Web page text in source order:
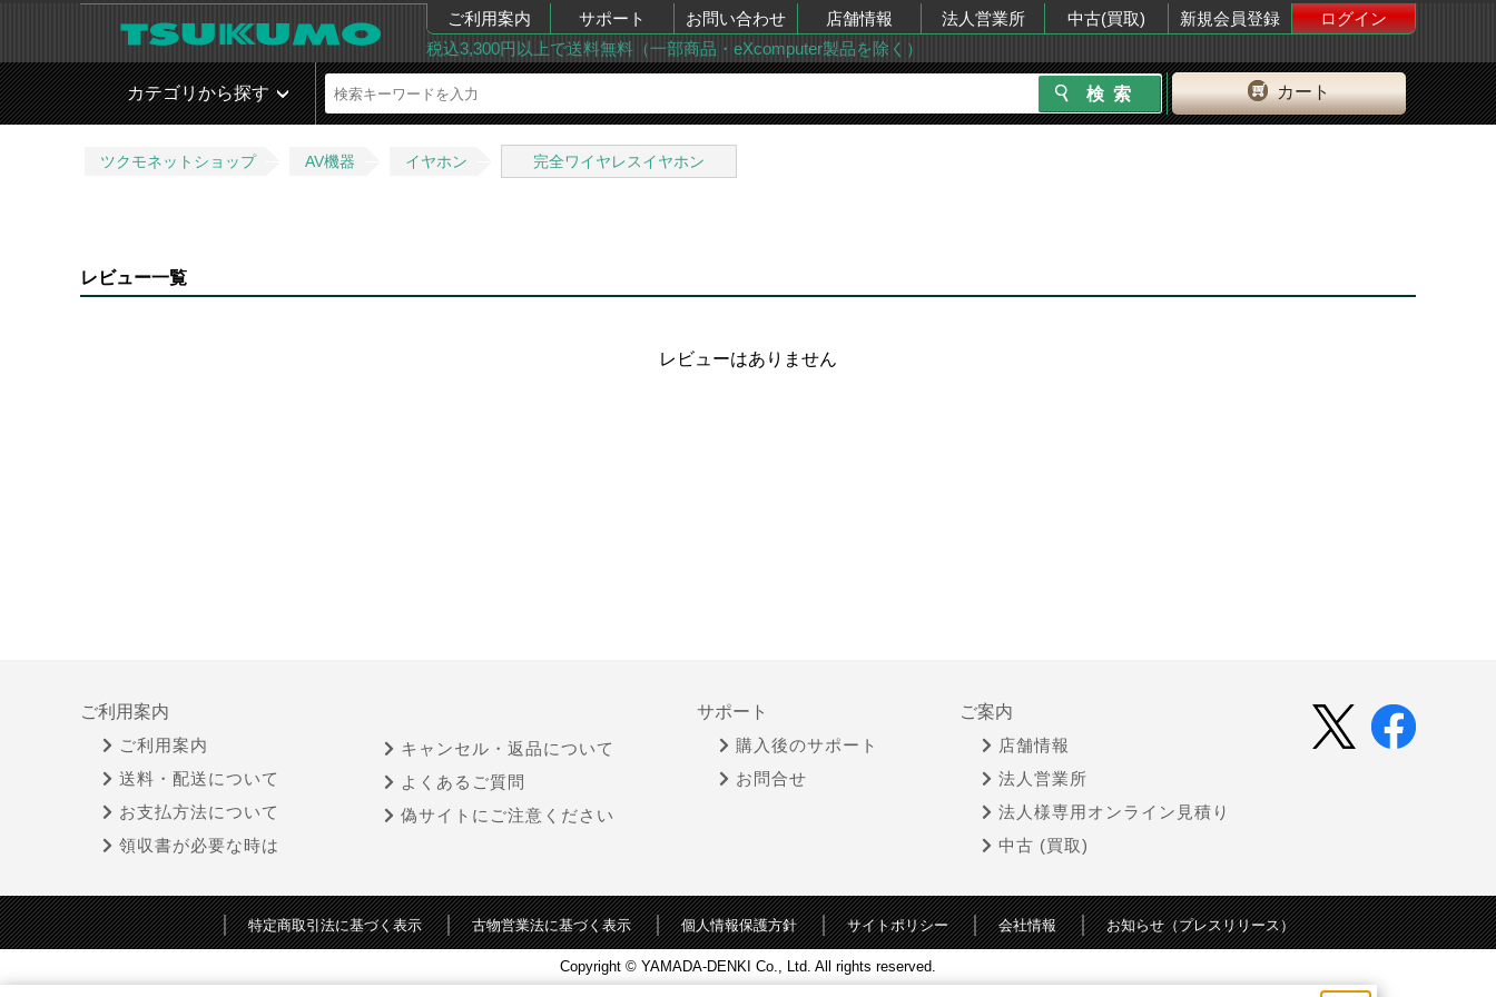
ご利用案内 サポート お問い合わせ 店舗情報 法人営業所 中古(買取) 新規会員登録
ログイン
税込3,300円以上で送料無料（一部商品・eXcomputer製品を除く）
カート
カテゴリから探す
ツクモネットショップ AV機器 イヤホン 完全ワイヤレスイヤホン
レビュー一覧
レビューはありません
ご利用案内
ご利用案内
送料・配送について
お支払方法について
領収書が必要な時は
キャンセル・返品について
よくあるご質問
偽サイトにご注意ください
サポート
購入後のサポート
お問合せ
ご案内
店舗情報
法人営業所
法人様専用オンライン見積り
中古 (買取)
特定商取引法に基づく表示 古物営業法に基づく表示 個人情報保護方針 サイトポリシー 会社情報 お知らせ（プレスリリース）
Copyright © YAMADA-DENKI Co., Ltd. All rights reserved.